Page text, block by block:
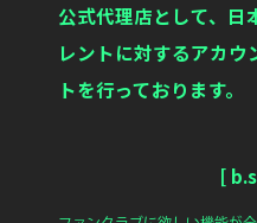
公式代理店として、日
レントに対するアカウ
トを行っております。
[